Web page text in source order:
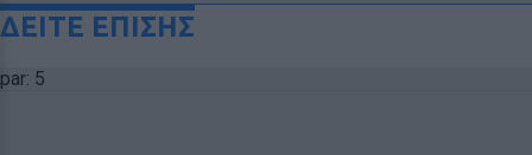
ΔΕΙΤΕ ΕΠΙΣΗΣ
par: 5